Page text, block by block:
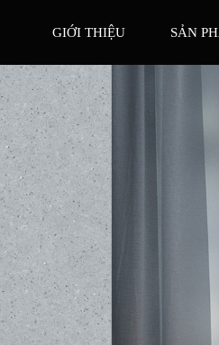
GIỚI THIỆU SẢN
ĐÈN THÔNG MINH KHÓA
LÝ NĂNG LƯỢNG
VIDEO
HOTLINE VĂN PHÒNG GIAO